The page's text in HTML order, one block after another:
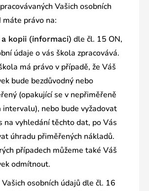
Vašich osobních
máte právo na:
kopii (informaci) dle čl. 15 ON,
údaje o vás škola zpracovává.
má právo v případě, že Váš
bude bezdůvodný nebo
(opakující se v nepřiměřeně
intervalu), nebo bude vyžadovat
na vyhledání těchto dat, po Vás
úhradu přiměřených nákladů.
případech můžeme také Váš
odmítnout.
Vašich osobních údajů dle čl. 16